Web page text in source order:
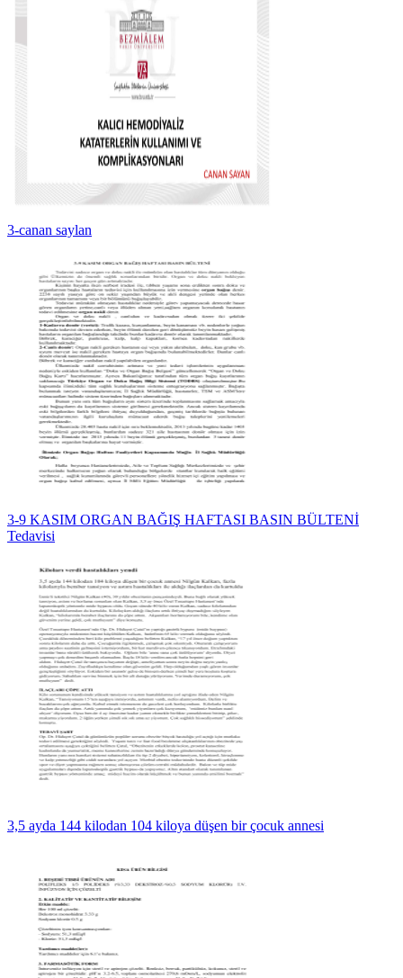
3-canan saylan
3-9 KASIM ORGAN BAĞIŞ HAFTASI BASIN BÜLTENİ
Tedavisi
3,5 ayda 144 kilodan 104 kiloya düşen bir çocuk annesi